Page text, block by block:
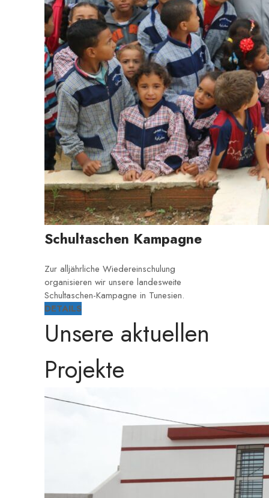
Schultaschen Kampagne
Zur alljährliche Wiedereinschulung
organisieren wir unsere landesweite
Schultaschen-Kampagne in Tunesien.
DETAILS
Unsere aktuellen
Projekte